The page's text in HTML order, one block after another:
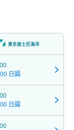
東京迪士尼海洋
日圓
日圓